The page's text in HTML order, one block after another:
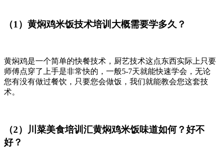
（1）黄焖鸡米饭技术培训大概需要学多久？
黄焖鸡是一个简单的快餐技术，厨艺技术这点东西实际上只要
师傅点穿了上手是非常快的，一般5-7天就能快速学会，无论
您有没有做过餐饮，只要您会做饭，我们就能教会您这套技
术。
（2）川菜美食培训汇黄焖鸡米饭味道如何？好不
好？